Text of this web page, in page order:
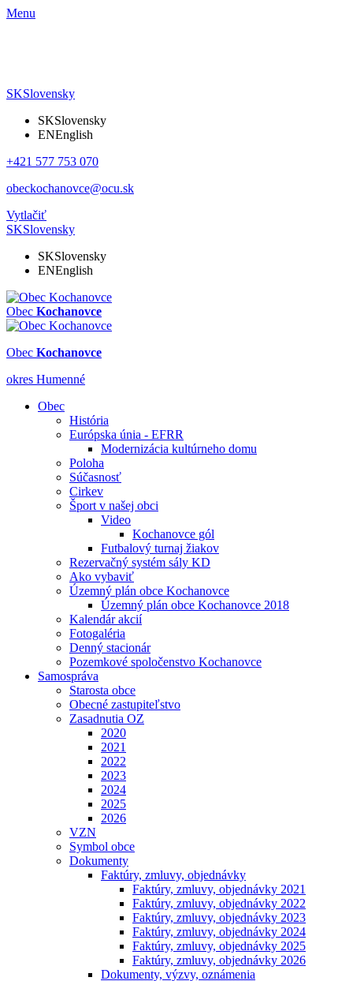
Menu
SKSlovensky
SKSlovensky
ENEnglish
+421 577 753 070
obeckochanovce@ocu.sk
Vytlačiť
SKSlovensky
SKSlovensky
ENEnglish
Obec Kochanovce
Obec Kochanovce
okres Humenné
Obec
História
Európska únia - EFRR
Modernizácia kultúrneho domu
Poloha
Súčasnosť
Cirkev
Šport v našej obci
Video
Kochanovce gól
Futbalový turnaj žiakov
Rezervačný systém sály KD
Ako vybaviť
Územný plán obce Kochanovce
Územný plán obce Kochanovce 2018
Kalendár akcií
Fotogaléria
Denný stacionár
Pozemkové spoločenstvo Kochanovce
Samospráva
Starosta obce
Obecné zastupiteľstvo
Zasadnutia OZ
2020
2021
2022
2023
2024
2025
2026
VZN
Symbol obce
Dokumenty
Faktúry, zmluvy, objednávky
Faktúry, zmluvy, objednávky 2021
Faktúry, zmluvy, objednávky 2022
Faktúry, zmluvy, objednávky 2023
Faktúry, zmluvy, objednávky 2024
Faktúry, zmluvy, objednávky 2025
Faktúry, zmluvy, objednávky 2026
Dokumenty, výzvy, oznámenia